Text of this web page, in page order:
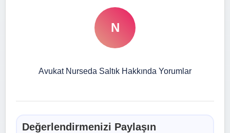
N
Avukat Nurseda Saltık Hakkında Yorumlar
Değerlendirmenizi Paylaşın